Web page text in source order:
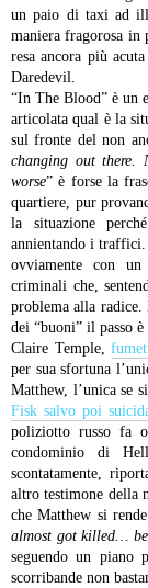
un paio di taxi ad
maniera fragorosa in
resa ancora più
Daredevil.
“In The Blood” è un
articolata qual è la
sul fronte del non
changing out there.
worse” è forse la
quartiere, pur
la situazione
annientando i traffici.
ovviamente con
criminali che,
problema alla
dei “buoni” il passo è
Claire Temple,
per sua sfortuna
Matthew, l’unica se
Fisk salvo poi
poliziotto russo fa
condominio di
scontatamente,
altro testimone della
che Matthew si
almost got killed…
seguendo un piano
scorribande non